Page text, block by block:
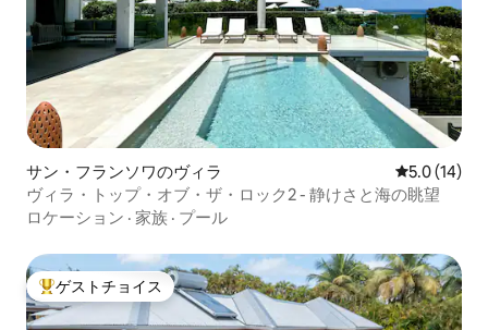
サン・フランソワのヴィラ レビュー14
5.0 (14)
ヴィラ・トップ・オブ・ザ・ロック2 - 静けさと海の眺望
ロケーション · 家族 · プール
大好評のゲストチョイスです。
ゲストチョイス